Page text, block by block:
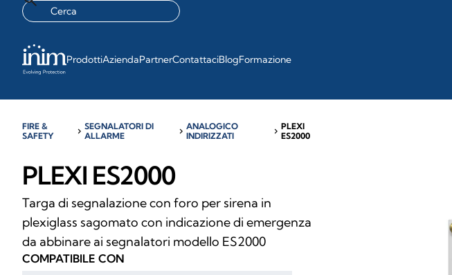
ProdottiAziendaPartnerContattaciBlogFormazione
FIRE &
SAFETY
chevron_right SEGNALATORI DI
ALLARME
chevron_rightANALOGICO
INDIRIZZATI
chevron_rightPLEXI
ES2000
PLEXI ES2000
Targa di segnalazione con foro per sirena in
plexiglass sagomato con indicazione di emergenza
da abbinare ai segnalatori modello ES2000
COMPATIBILE CON